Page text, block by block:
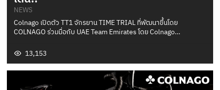
NEWS
Colnago เปิดตัว TT1 จักรยาน TIME TRIAL ที่พัฒนาขึ้นโดย
COLNAGO ร่วมมื่อกับ UAE Team Emirates โดย Colnago…
13,153